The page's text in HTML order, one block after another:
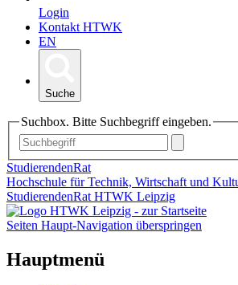
Login
Kontakt HTWK
EN
Suche
Suchbox. Bitte Suchbegriff eingeben.
StudierendenRat
Hochschule für Technik, Wirtschaft und
StudierendenRat HTWK Leipzig
Seiten Haupt-Navigation überspringen
Hauptmenü